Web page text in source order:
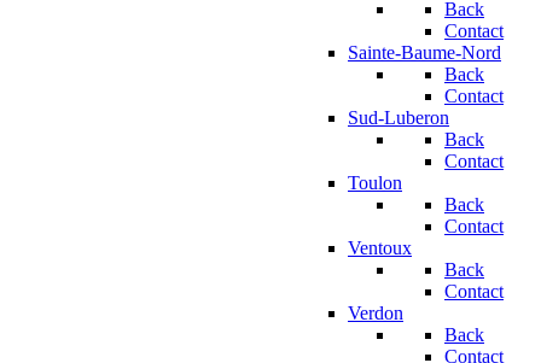
Back
Contact
Sainte-Baume-Nord
Back
Contact
Sud-Luberon
Back
Contact
Toulon
Back
Contact
Ventoux
Back
Contact
Verdon
Back
Contact